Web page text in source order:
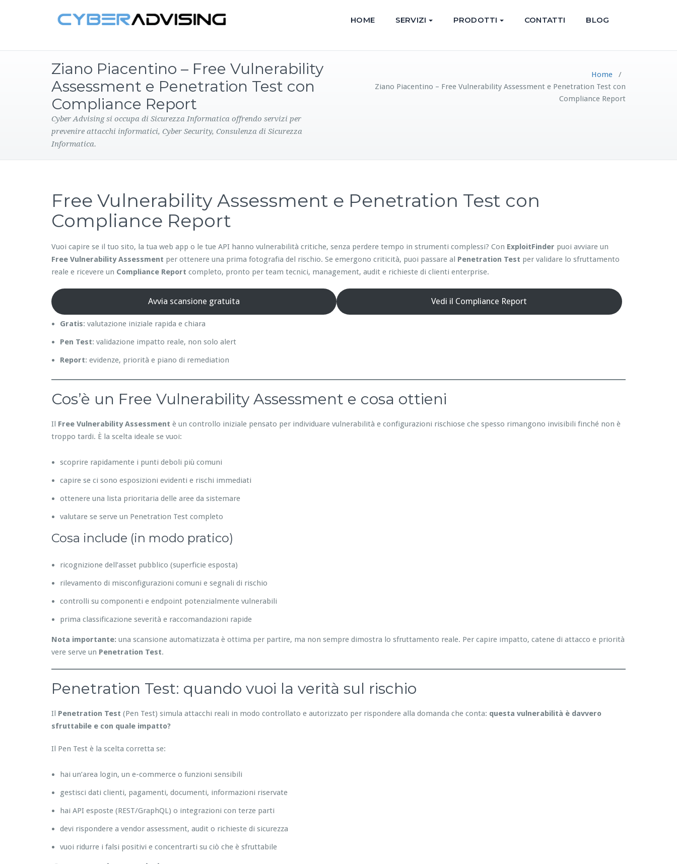
HOME SERVIZI PRODOTTI CONTATTI BLOG
Ziano Piacentino – Free Vulnerability
Assessment e Penetration Test con
Compliance Report
Cyber Advising si occupa di Sicurezza Informatica offrendo servizi per
prevenire attacchi informatici, Cyber Security, Consulenza di Sicurezza
Informatica.
Home /
Ziano Piacentino – Free Vulnerability Assessment e Penetration Test con
Compliance Report
Free Vulnerability Assessment e Penetration Test con
Compliance Report
Vuoi capire se il tuo sito, la tua web app o le tue API hanno vulnerabilità critiche, senza perdere tempo in strumenti complessi? Con ExploitFinder puoi avviare un
Free Vulnerability Assessment per ottenere una prima fotografia del rischio. Se emergono criticità, puoi passare al Penetration Test per validare lo sfruttamento
reale e ricevere un Compliance Report completo, pronto per team tecnici, management, audit e richieste di clienti enterprise.
Avvia scansione gratuita Vedi il Compliance Report
Gratis: valutazione iniziale rapida e chiara
Pen Test: validazione impatto reale, non solo alert
Report: evidenze, priorità e piano di remediation
Cos’è un Free Vulnerability Assessment e cosa ottieni
Il Free Vulnerability Assessment è un controllo iniziale pensato per individuare vulnerabilità e configurazioni rischiose che spesso rimangono invisibili finché non è
troppo tardi. È la scelta ideale se vuoi:
scoprire rapidamente i punti deboli più comuni
capire se ci sono esposizioni evidenti e rischi immediati
ottenere una lista prioritaria delle aree da sistemare
valutare se serve un Penetration Test completo
Cosa include (in modo pratico)
ricognizione dell’asset pubblico (superficie esposta)
rilevamento di misconfigurazioni comuni e segnali di rischio
controlli su componenti e endpoint potenzialmente vulnerabili
prima classificazione severità e raccomandazioni rapide
Nota importante: una scansione automatizzata è ottima per partire, ma non sempre dimostra lo sfruttamento reale. Per capire impatto, catene di attacco e priorità
vere serve un Penetration Test.
Penetration Test: quando vuoi la verità sul rischio
Il Penetration Test (Pen Test) simula attacchi reali in modo controllato e autorizzato per rispondere alla domanda che conta: questa vulnerabilità è davvero
sfruttabile e con quale impatto?
Il Pen Test è la scelta corretta se:
hai un’area login, un e-commerce o funzioni sensibili
gestisci dati clienti, pagamenti, documenti, informazioni riservate
hai API esposte (REST/GraphQL) o integrazioni con terze parti
devi rispondere a vendor assessment, audit o richieste di sicurezza
vuoi ridurre i falsi positivi e concentrarti su ciò che è sfruttabile